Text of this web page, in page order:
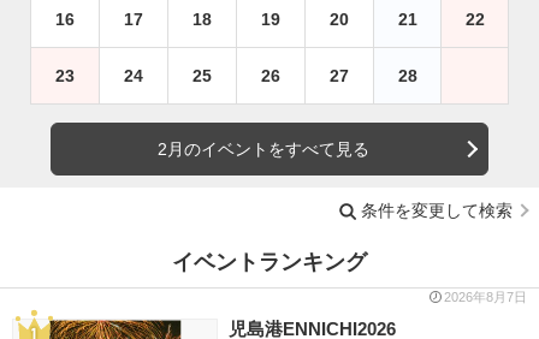
16 17 18 19 20 21 22
23 24 25 26 27 28
2月のイベントをすべて見る
条件を変更して検索
イベントランキング
2026年8月7日
児島港ENNICHI2026